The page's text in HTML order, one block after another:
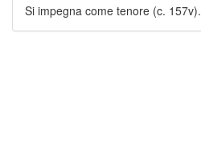
Si impegna come tenore (c. 157v).